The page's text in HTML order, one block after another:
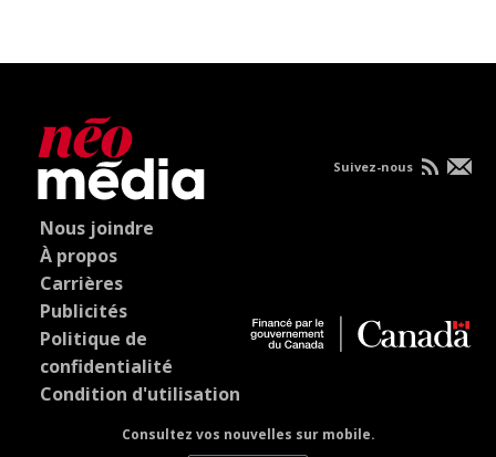
Nous joindre
À propos
Carrières
Publicités
Politique de
confidentialité
Condition d'utilisation
Consultez vos nouvelles sur mobile.
Suivez-nous